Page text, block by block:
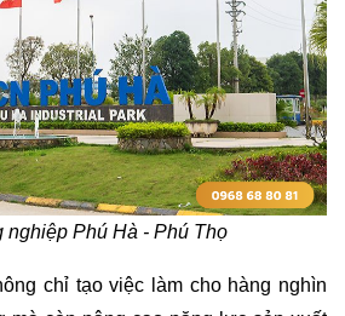
nghiệp Phú Hà - Phú Thọ
chỉ tạo việc làm cho hàng nghìn